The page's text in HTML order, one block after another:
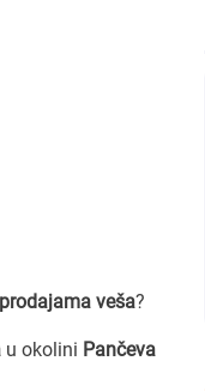
veša?
u okolini Pančeva